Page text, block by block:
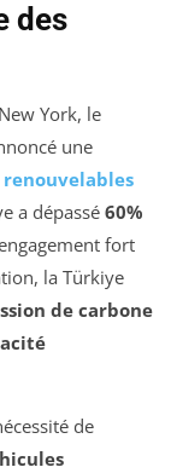
des
York, le
une
renouvelables
a dépassé 60%
fort
la Türkiye
de carbone
de